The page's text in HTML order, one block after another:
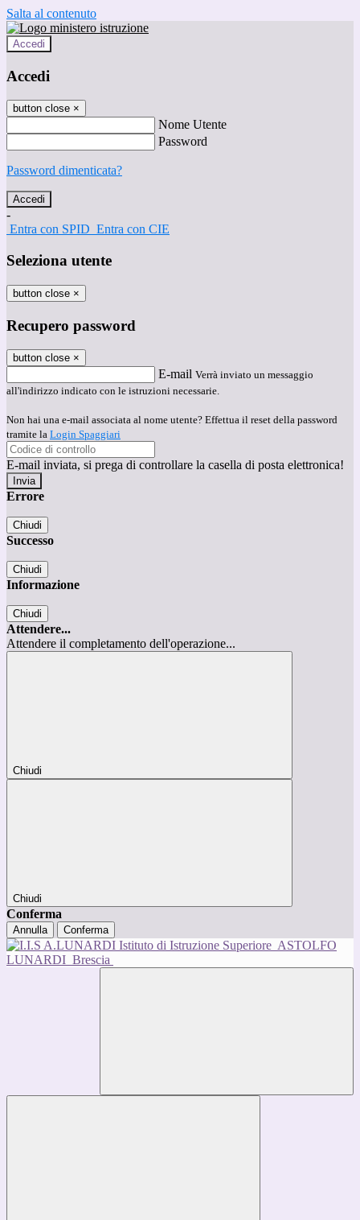
Salta al contenuto
Accedi
Accedi
button close ×
Nome Utente
Password
Password dimenticata?
-
Entra con SPID Entra con CIE
Seleziona utente
button close ×
Recupero password
button close ×
E-mail Verrà inviato un messaggio
all'indirizzo indicato con le istruzioni necessarie.
Non hai una e-mail associata al nome utente? Effettua il reset della password
tramite la Login Spaggiari
E-mail inviata, si prega di controllare la casella di posta elettronica!
Errore
Chiudi
Successo
Chiudi
Informazione
Chiudi
Attendere...
Attendere il completamento dell'operazione...
Chiudi
Chiudi
Conferma
Annulla Conferma
Istituto di Istruzione Superiore ASTOLFO
LUNARDI Brescia